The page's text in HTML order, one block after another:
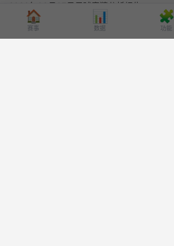
2026年08月07日足球竞猜分析报告
2026-08-07
🏠
赛事
📊
数据
🧩
功能